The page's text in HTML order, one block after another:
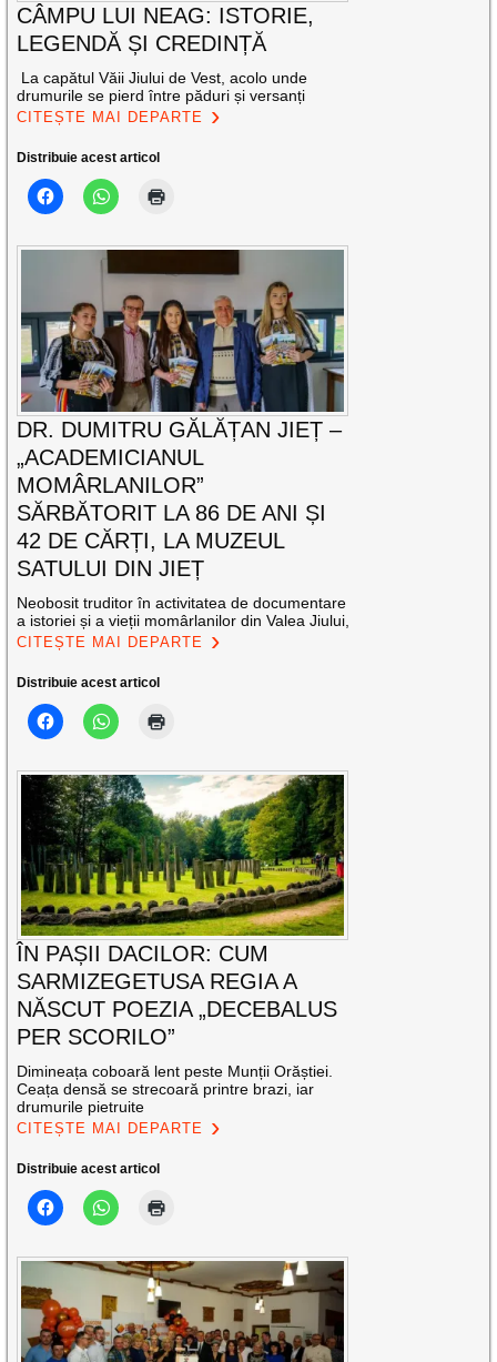
CÂMPU LUI NEAG: ISTORIE,
LEGENDĂ ȘI CREDINȚĂ
La capătul Văii Jiului de Vest, acolo unde
drumurile se pierd între păduri și versanți
CITEȘTE MAI DEPARTE
Distribuie acest articol
DR. DUMITRU GĂLĂȚAN JIEȚ –
„ACADEMICIANUL
MOMÂRLANILOR”
SĂRBĂTORIT LA 86 DE ANI ȘI
42 DE CĂRȚI, LA MUZEUL
SATULUI DIN JIEȚ
Neobosit truditor în activitatea de documentare
a istoriei și a vieții momârlanilor din Valea Jiului,
CITEȘTE MAI DEPARTE
Distribuie acest articol
ÎN PAȘII DACILOR: CUM
SARMIZEGETUSA REGIA A
NĂSCUT POEZIA „DECEBALUS
PER SCORILO”
Dimineața coboară lent peste Munții Orăștiei.
Ceața densă se strecoară printre brazi, iar
drumurile pietruite
CITEȘTE MAI DEPARTE
Distribuie acest articol